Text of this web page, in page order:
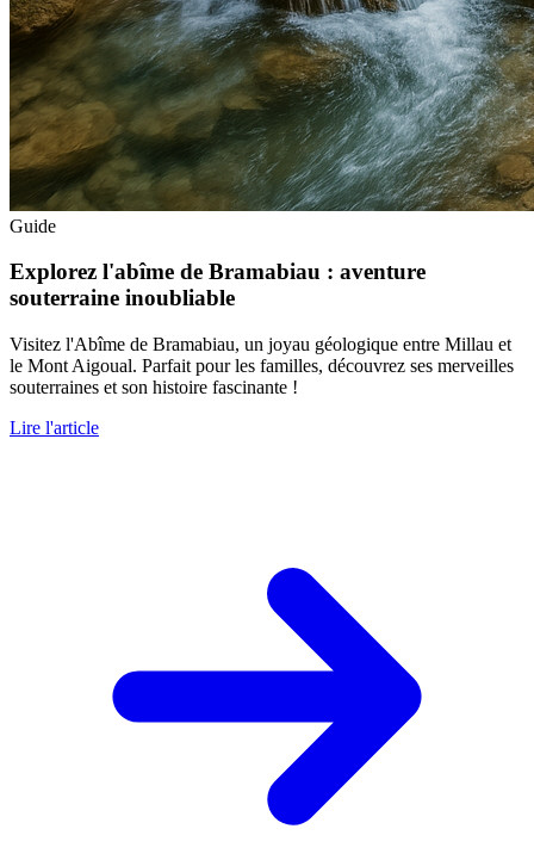
Guide
Explorez l'abîme de Bramabiau : aventure
souterraine inoubliable
Visitez l'Abîme de Bramabiau, un joyau géologique entre Millau et
le Mont Aigoual. Parfait pour les familles, découvrez ses merveilles
souterraines et son histoire fascinante !
Lire l'article